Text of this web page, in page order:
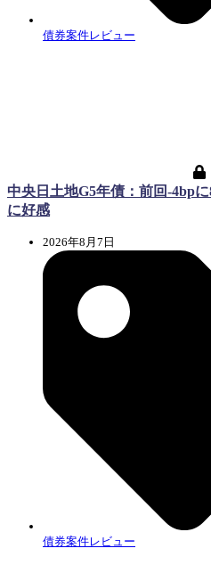
債券案件レビュー
中央日土地G5年債：前回-4bp
に好感
2026年8月7日
債券案件レビュー